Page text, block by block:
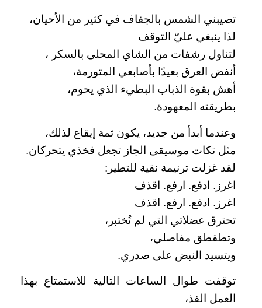
تصيبني الشمس بالجفاف في كثير من الأحيان،
لذا ينبغي عليّ التوقف
لتناول رشفات من الشاي المحلى بالسكر ،
أنفض العرق بعيدًا بأصابعي المتورمة،
أهش بقوة الذباب البطيء الذي يحوم،
بطريقته المعهودة.
وعندما أبدأ من جديد، يكون ثمة إيقاع لذلك،
مثل تكات موسيقى الجاز تجعل فخذي يتحركان.
لقد غزلت ترنيمة نقية للتطير:
اغرز. ادفع. ارفع. اقذف
اغرز. ادفع. ارفع. اقذف
تحترق عضلاتي التي لم تُختبر،
وتطقطق مفاصلي،
ويتسيد النبض على صدري.
توقفت طوال الساعات التالية للاستمتاع بهذا
العمل الفذ،